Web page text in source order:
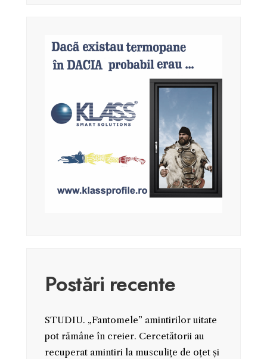
Postări recente
STUDIU. „Fantomele” amintirilor uitate
pot rămâne în creier. Cercetătorii au
recuperat amintiri la musculițe de oțet și